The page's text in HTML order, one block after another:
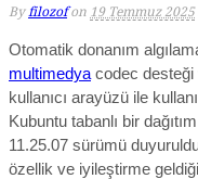
By filozof on 19 Temmuz 2025
Otomatik donanım
multimedya codec desteği
kullanıcı arayüzü ile
Kubuntu tabanlı bir
11.25.07 sürümü
özellik ve iyileştirme gel